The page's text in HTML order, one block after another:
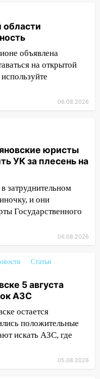
на
Тюленева
92-летнюю
области
6 августа в
время»
5
дня: список АЗС
летнюю
горло: в
женщины
без прав
и попала в
области
объявлена
на открытой
06.08.2026
юристы
УК за плесень на
затруднительном
и они
Государственного
06.08.2026
Статьи
5 августа
АЗС
остается
положительные
искать АЗС, где
05.08.2026